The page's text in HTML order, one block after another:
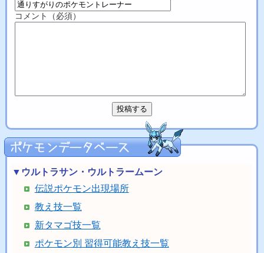
コメント（必須）
▼ウルトラサン・ウルトラームーン
伝説ポケモン出現場所
教え技一覧
新タマゴ技一覧
ポケモン別 習得可能教え技一覧